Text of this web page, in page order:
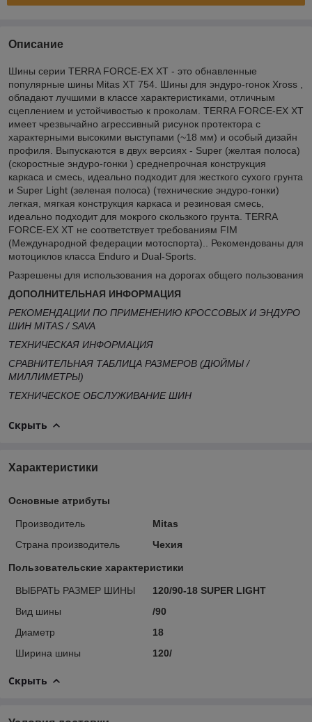
Описание
Шины серии TERRA FORCE-EX XT - это обнавленные
популярные шины Mitas XT 754. Шины для эндуро-гонок Xross ,
обладают лучшими в классе характеристиками, отличным
сцеплением и устойчивостью к проколам. TERRA FORCE-EX XT
имеет чрезвычайно агрессивный рисунок протектора с
характерными высокими выступами (~18 мм) и особый дизайн
профиля. Выпускаются в двух версиях - Super (желтая полоса)
(скоростные эндуро-гонки ) среднепрочная конструкция
каркаса и смесь, идеально подходит для жесткого сухого грунта
и Super Light (зеленая полоса) (технические эндуро-гонки)
легкая, мягкая конструкция каркаса и резиновая смесь,
идеально подходит для мокрого скользкого грунта. TERRA
FORCE-EX XT не соответствует требованиям FIM
(Международной федерации мотоспорта).. Рекомендованы для
мотоциклов класса Enduro и Dual-Sports.
Разрешены для использования на дорогах общего пользования
ДОПОЛНИТЕЛЬНАЯ ИНФОРМАЦИЯ
РЕКОМЕНДАЦИИ ПО ПРИМЕНЕНИЮ КРОССОВЫХ И ЭНДУРО
ШИН MITAS / SAVA
ТЕХНИЧЕСКАЯ ИНФОРМАЦИЯ
СРАВНИТЕЛЬНАЯ ТАБЛИЦА РАЗМЕРОВ (ДЮЙМЫ /
МИЛЛИМЕТРЫ)
ТЕХНИЧЕСКОЕ ОБСЛУЖИВАНИЕ ШИН
Скрыть
Характеристики
Основные атрибуты
Производитель
Mitas
Страна производитель
Чехия
Пользовательские характеристики
ВЫБРАТЬ РАЗМЕР ШИНЫ
120/90-18 SUPER LIGHT
Вид шины
/90
Диаметр
18
Ширина шины
120/
Скрыть